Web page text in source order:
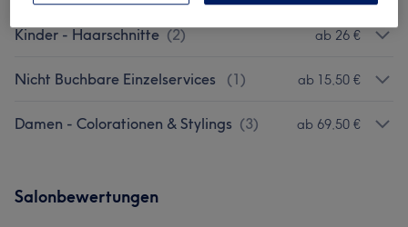
Kinder - Haarschnitte (2) ab 26 €
Nicht Buchbare Einzelservices (1) ab 15,50 €
Damen - Colorationen & Stylings (3) ab 69,50 €
Salonbewertungen